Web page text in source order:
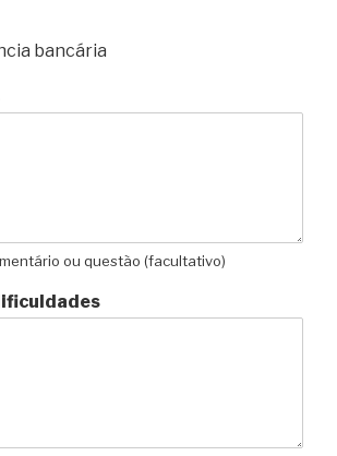
bancária
ou questão (facultativo)